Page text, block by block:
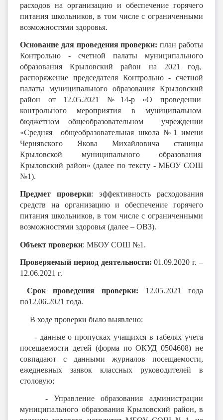
расходов на организацию и обеспечение горячего
питания школьников, в том числе с ограниченными
возможностями здоровья.
Основание для проведения проверки: план работы
Контрольно - счетной палаты муниципального
образования Крыловский район на 2021 год,
распоряжение председателя Контрольно - счетной
палаты муниципального образования Крыловский
район от 12.05.2021 №14-р «О проведении
контрольного мероприятия в муниципальном
бюджетном общеобразовательном учреждении
«Средняя общеобразовательная школа №1 имени
Чернявского Якова Михайловича станицы
Крыловской муниципального образования
Крыловский район» (далее по тексту - МБОУ СОШ
№1).
Предмет проверки: эффективность расходования
средств на организацию и обеспечение горячего
питания школьников, в том числе с ограниченными
возможностями здоровья (далее – ОВЗ).
Объект проверки: МБОУ СОШ №1.
Проверяемый период деятельности:01.09.2020 г. –
12.06.2021 г.
Срок проведения проверки: 12.05.2021 года
по12.06.2021 года.
В ходе проверки было выявлено:
- данные о пропусках учащихся в табелях учета
посещаемости детей (форма по ОКУД 0504608) не
совпадают с данными журналов посещаемости,
ежедневных заявок классных руководителей в
столовую;
-
Управление образования администрации
муниципального образования Крыловский район, в